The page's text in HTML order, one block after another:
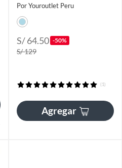
Por Youroutlet Peru
S/ 64.50 -50%
S/ 129
(1)
Agregar